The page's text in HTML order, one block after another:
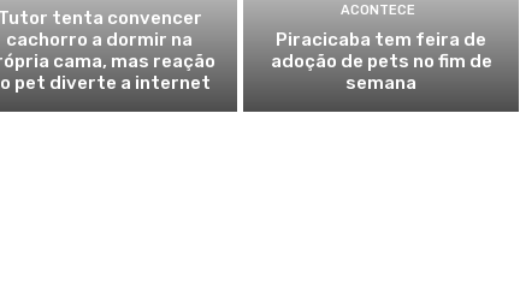
Tutor tenta convencer
cachorro a dormir na
cama, mas reação
pet diverte a internet
ACONTECE
Piracicaba tem feira de
adoção de pets no fim de
semana